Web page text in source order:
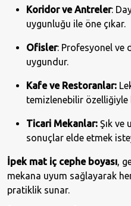
Koridor ve Antreler:
uygunluğu ile öne çıkar.
Ofisler: Profesyonel ve
uygundur.
Kafe ve Restoranlar:
temizlenebilir
Ticari Mekanlar: Şık
sonuçlar elde etmek
İpek mat iç cephe boyası,
mekana uyum sağlayarak
pratiklik sunar.